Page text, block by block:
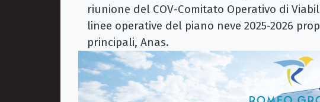
riunione del COV-Comitato Operativo di
linee operative del piano neve 2025-2026
principali, Anas.